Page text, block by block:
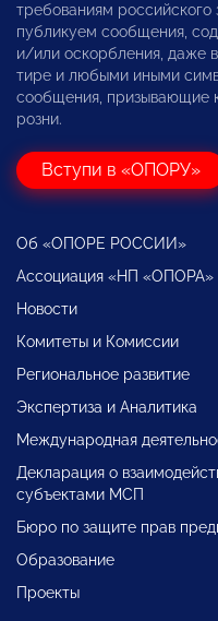
требованиям российского
публикуем сообщения,
и/или оскорбления, даже
тире и любыми иными
сообщения, призывающие
розни.
Вступи в «ОПОРУ»
Об «ОПОРЕ РОССИИ»
Ассоциация «НП «ОПОРА»
Новости
Комитеты и Комиссии
Региональное развитие
Экспертиза и Аналитика
Международная
Декларация о
субъектами МСП
Бюро по защите прав
Образование
Проекты